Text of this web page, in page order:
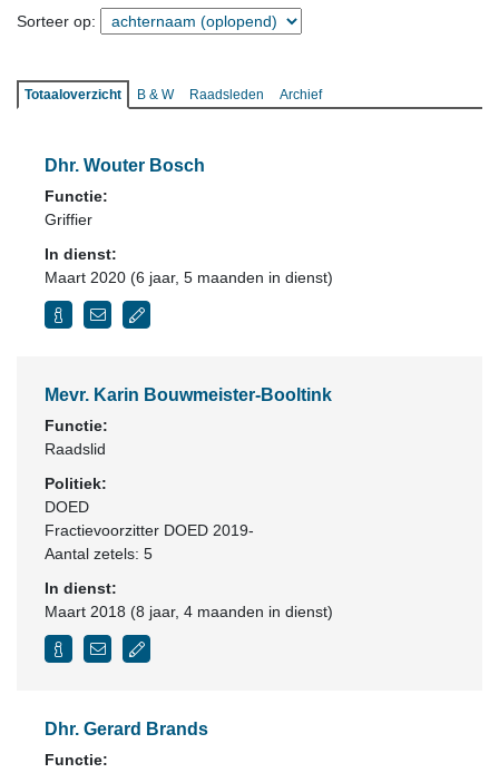
Sorteer op:
Totaaloverzicht B & W Raadsleden Archief
Dhr. Wouter Bosch
Functie:
Griffier
In dienst:
Maart 2020 (6 jaar, 5 maanden in dienst)
Mevr. Karin Bouwmeister-Booltink
Functie:
Raadslid
Politiek:
DOED
Fractievoorzitter DOED 2019-
Aantal zetels: 5
In dienst:
Maart 2018 (8 jaar, 4 maanden in dienst)
Dhr. Gerard Brands
Functie: